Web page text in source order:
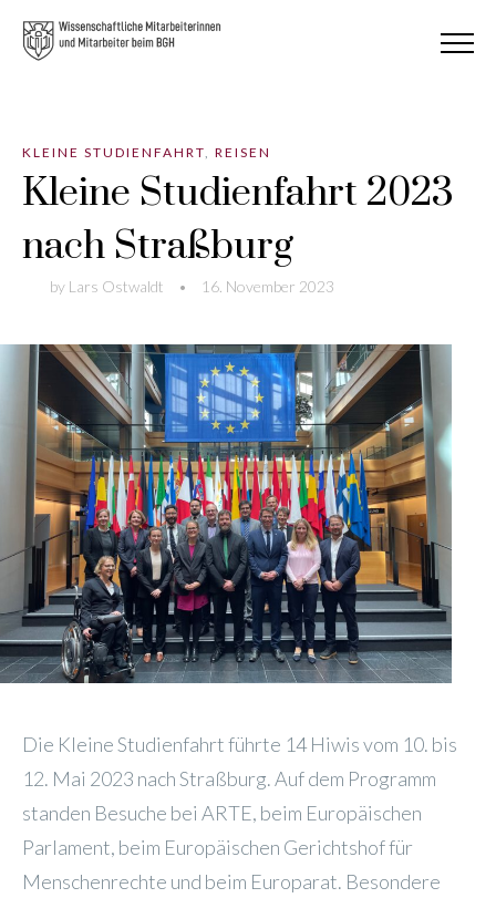
KLEINE STUDIENFAHRT, REISEN
Kleine Studienfahrt 2023
nach Straßburg
by Lars Ostwaldt • 16. November 2023
Die Kleine Studienfahrt führte 14 Hiwis vom 10. bis
12. Mai 2023 nach Straßburg. Auf dem Programm
standen Besuche bei ARTE, beim Europäischen
Parlament, beim Europäischen Gerichtshof für
Menschenrechte und beim Europarat. Besondere